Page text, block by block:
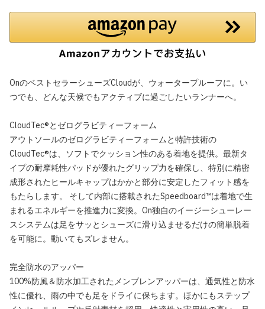
OnのベストセラーシューズCloudが、ウォータープルーフに。い
つでも、どんな天候でもアクティブに過ごしたいランナーへ。
CloudTec®とゼログラビティーフォーム
アウトソールのゼログラビティーフォームと特許技術の
CloudTec®は、ソフトでクッション性のある着地を提供。最新タ
イプの耐摩耗性パッドが優れたグリップ力を確保し、特別に精密
成形されたヒールキャップはかかと部分に安定したフィット感を
もたらします。 そして内部に搭載されたSpeedboard™は着地で生
まれるエネルギーを推進力に変換。On独自のイージーシューレー
スシステムは足をサッとシューズに滑り込ませるだけの簡単脱着
を可能に。動いてもズレません。
完全防水のアッパー
100%防風＆防水加工されたメンブレンアッパーは、通気性と防水
性に優れ、雨の中でも足をドライに保ちます。ほかにもステップ